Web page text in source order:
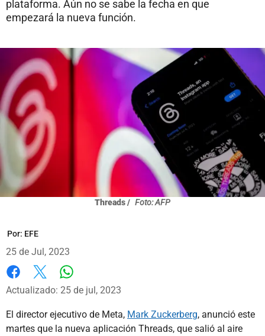
plataforma. Aún no se sabe la fecha en que
empezará la nueva función.
Threads / Foto: AFP
Por: EFE
25 de Jul, 2023
Facebook
X
Actualizado: 25 de jul, 2023
El director ejecutivo de Meta, Mark Zuckerberg, anunció este
martes que la nueva aplicación Threads, que salió al aire